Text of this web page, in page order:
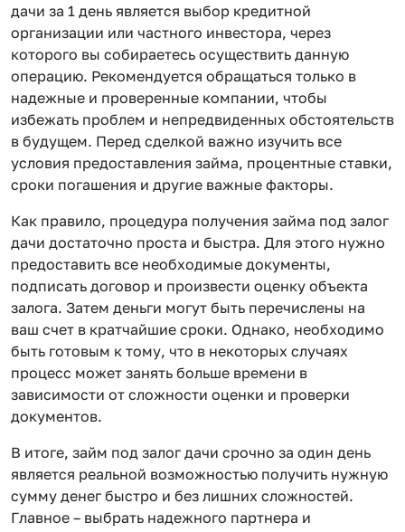
дачи за 1 день является выбор кредитной
организации или частного инвестора, через
которого вы собираетесь осуществить данную
операцию. Рекомендуется обращаться только в
надежные и проверенные компании, чтобы
избежать проблем и непредвиденных обстоятельств
в будущем. Перед сделкой важно изучить все
условия предоставления займа, процентные ставки,
сроки погашения и другие важные факторы.
Как правило, процедура получения займа под залог
дачи достаточно проста и быстра. Для этого нужно
предоставить все необходимые документы,
подписать договор и произвести оценку объекта
залога. Затем деньги могут быть перечислены на
ваш счет в кратчайшие сроки. Однако, необходимо
быть готовым к тому, что в некоторых случаях
процесс может занять больше времени в
зависимости от сложности оценки и проверки
документов.
В итоге, займ под залог дачи срочно за один день
является реальной возможностью получить нужную
сумму денег быстро и без лишних сложностей.
Главное – выбрать надежного партнера и